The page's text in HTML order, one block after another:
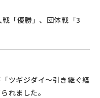
「優勝」、団体戦「3
ツギジダイ～引き継ぐ経
れました。